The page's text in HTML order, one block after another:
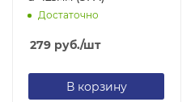
Достаточно
279 руб./шт
В корзину